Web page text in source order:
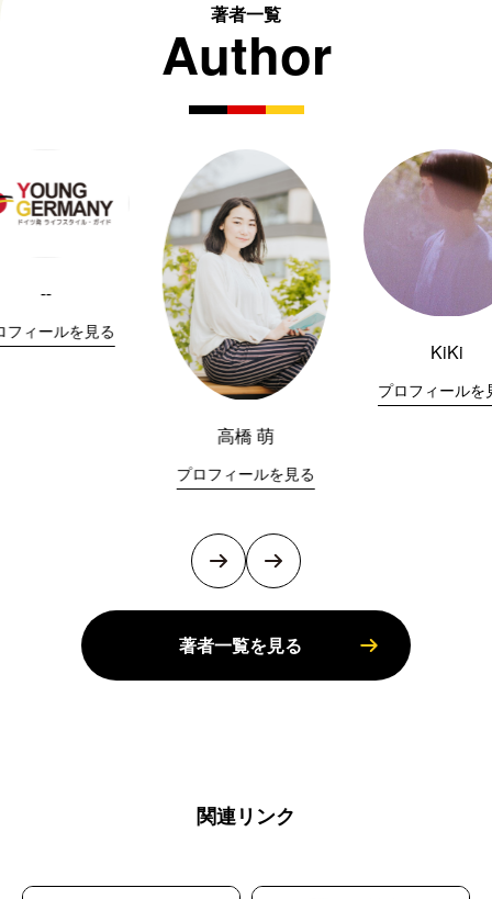
著者一覧
Author
--
フィールを見る
高橋 萌
プロフィールを見る
KiKi
プロフィールを
著者一覧を見る
関連リンク